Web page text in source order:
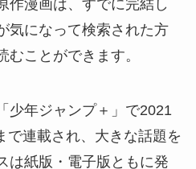
作漫画は、すでに完結し
気になって検索された方
むことができます。
少年ジャンプ＋」で2021
で連載され、大きな話題を
は紙版・電子版ともに発